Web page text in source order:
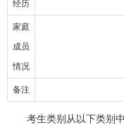
经历
家庭
成员
情况
备注
考生类别从以下类别中